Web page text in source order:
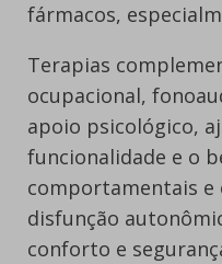
fármacos,
Terapias
ocupacional,
apoio psicológico,
funcionalidade e o
comportamentais
disfunção
conforto e